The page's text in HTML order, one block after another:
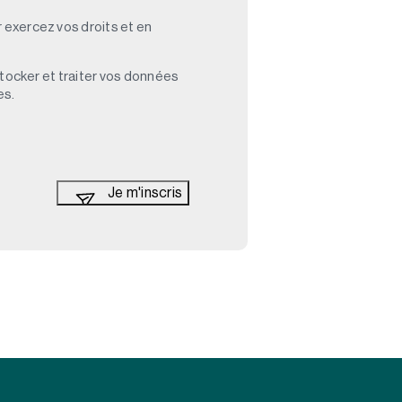
exercez vos droits et en
et traiter vos données